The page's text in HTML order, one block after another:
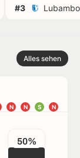
#3
Alles sehen
N
S
N
N
50%